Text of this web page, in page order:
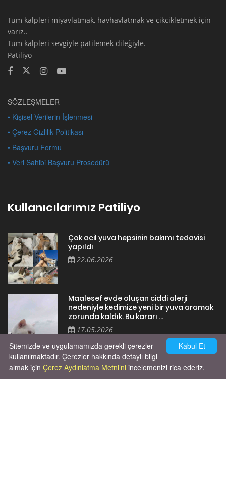
Tüm kalpleri miyavlatmak, havhavlatmak ve cikcikletmek için
varız..
Tüm kalpleri sevgiyle patilemek dileğiyle.
Patiliyo
SÖZLEŞMELER
• Kişisel Verilerin İşlenmesi
• Çerez Gizlilik Politikası
• Başvuru Formu
• Veri Sahibi Başvuru Prosedürü
Kullanıcılarımız Patiliyo
Çok acil yuva hepsinin bakımı tedavisi
yapıldı
22.06.2026
Maalesef evde oluşan ciddi alerji
nedeniyle kedimize yeni bir yuva aramak
zorunda kaldık. Bu kararı ...
17.05.2026
Kabul Et
Sitemizde ve uygulamamızda gerekli çerezler
kullanılmaktadır. Çerezler hakkında detaylı bilgi
almak için Çerez Aydınlatma Metni’ni incelemenizi rica ederiz.